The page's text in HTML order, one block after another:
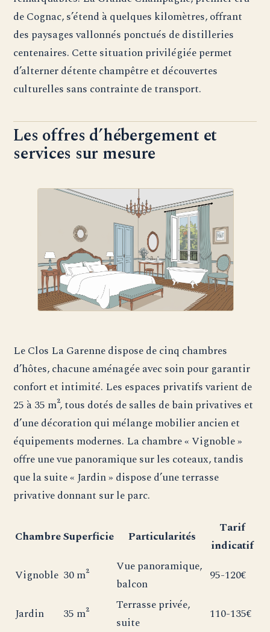
de Cognac, s’étend à quelques kilomètres, offrant
des paysages vallonnés ponctués de distilleries
centenaires. Cette situation privilégiée permet
d’alterner détente champêtre et découvertes
culturelles sans contrainte de transport.
Les offres d’hébergement et
services sur mesure
Le Clos La Garenne dispose de cinq chambres
d’hôtes, chacune aménagée avec soin pour garantir
confort et intimité. Les espaces privatifs varient de
25 à 35 m², tous dotés de salles de bain privatives et
d’une décoration qui mélange mobilier ancien et
équipements modernes. La chambre « Vignoble »
offre une vue panoramique sur les coteaux, tandis
que la suite « Jardin » dispose d’une terrasse
privative donnant sur le parc.
ChambreSuperficie Particularités
Tarif
indicatif
Vignoble 30 m²
Vue panoramique,
balcon
95-120€
Jardin 35 m²
Terrasse privée,
suite
110-135€